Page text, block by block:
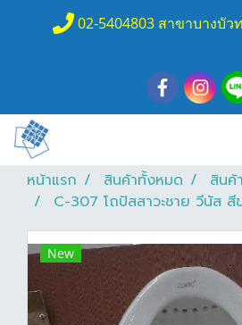
02-5404803 สาขาบางบัว
หน้าแรก สินค้าทั้งหมด
สินค้
C-307 โถปัสสาวะชาย วีนัส สี
New